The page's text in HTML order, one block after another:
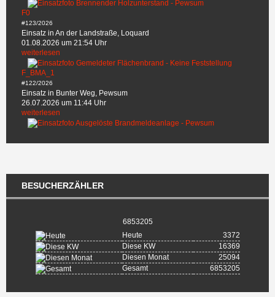
F0
#123/2026
Einsatz in An der Landstraße, Loquard
01.08.2026 um 21:54 Uhr
weiterlesen
F_BMA_1
#122/2026
Einsatz in Bunter Weg, Pewsum
26.07.2026 um 11:44 Uhr
weiterlesen
BESUCHERZÄHLER
6853205
Heute
3372
Diese KW
16369
Diesen Monat
25094
Gesamt
6853205